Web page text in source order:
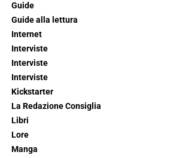
Guide
Guide alla lettura
Internet
Interviste
Interviste
Interviste
Kickstarter
La Redazione Consiglia
Libri
Lore
Manga